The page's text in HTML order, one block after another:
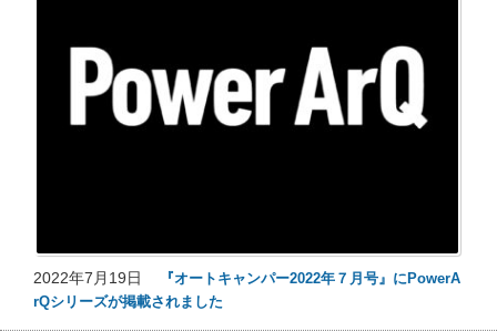
2022年7月19日
『オートキャンパー2022年７月号』にPowerA
rQシリーズが掲載されました